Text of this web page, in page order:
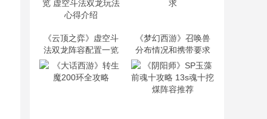
《云顶之弈》虚空斗
法双龙阵容配置一览
虚空斗法双龙玩法心
得介绍
《梦幻西游》召唤兽
分布情况和携带要求